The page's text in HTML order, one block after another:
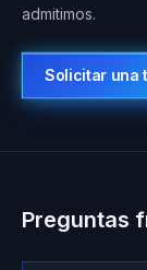
admitimos.
Solicitar una
Preguntas